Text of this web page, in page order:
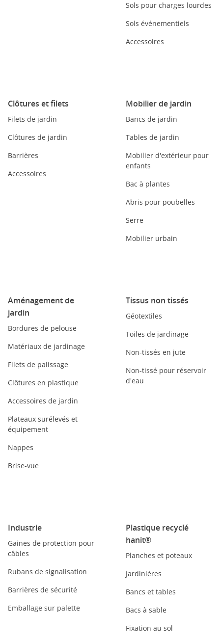
Sols pour charges lourdes
Sols événementiels
Accessoires
Clôtures et filets
Filets de jardin
Clôtures de jardin
Barrières
Accessoires
Mobilier de jardin
Bancs de jardin
Tables de jardin
Mobilier d'extérieur pour
enfants
Bac à plantes
Abris pour poubelles
Serre
Mobilier urbain
Aménagement de
jardin
Bordures de pelouse
Matériaux de jardinage
Filets de palissage
Clôtures en plastique
Accessoires de jardin
Plateaux surélevés et
équipement
Nappes
Brise-vue
Tissus non tissés
Géotextiles
Toiles de jardinage
Non-tissés en jute
Non-tissé pour réservoir
d'eau
Industrie
Gaines de protection pour
câbles
Rubans de signalisation
Barrières de sécurité
Emballage sur palette
Plastique recyclé
hanit®
Planches et poteaux
Jardinières
Bancs et tables
Bacs à sable
Fixation au sol